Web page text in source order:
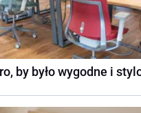
by było wygodne i